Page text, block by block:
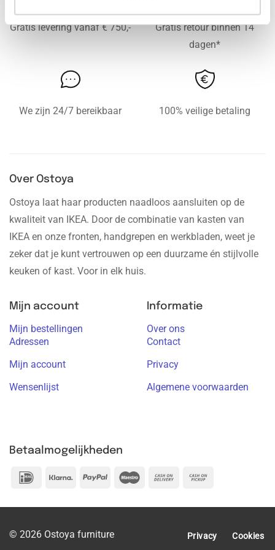
Gratis levering vanaf € 750,-
Gratis retour binnen 14
dagen*
We zijn 24/7 bereikbaar 100% veilige betaling
Over Ostoya
Ostoya laat haar producten naadloos aansluiten op de
kwaliteit van IKEA. Door de combinatie van kasten van
IKEA en onze fronten, handgrepen en werkbladen, weet je
zeker dat je kunt vertrouwen op een duurzame én stijlvolle
keuken of kast. Voor in elk huis.
Mijn account
Mijn bestellingen
Adressen
Mijn account
Wensenlijst
Informatie
Over ons
Contact
Privacy
Algemene voorwaarden
Betaalmogelijkheden
IDeal Klarna PayPal Maestro Cash
DeliveryPickup
© 2026 Ostoya furniture Privacy Cookies